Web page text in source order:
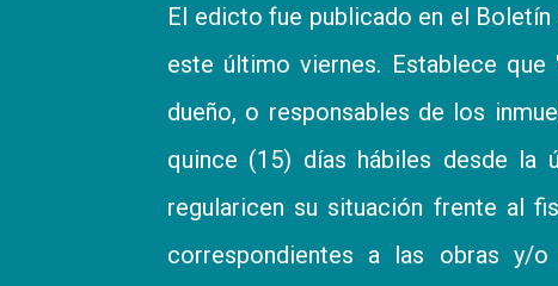
El edicto fue publicado en el
este último viernes. Establece
dueño, o responsables de los
quince (15) días hábiles desde la
regularicen su situación frente al
correspondientes a las obras y/